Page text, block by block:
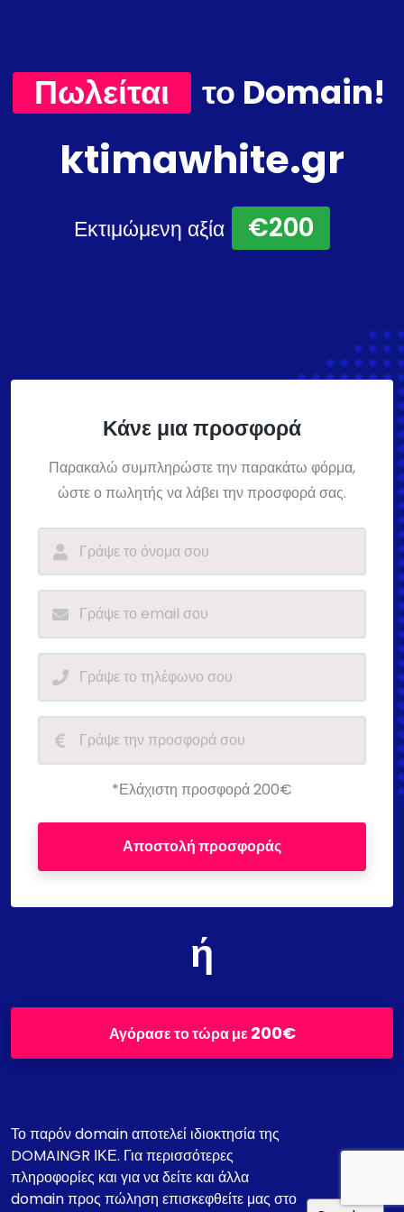
Πωλείται το Domain!
ktimawhite.gr
Εκτιμώμενη αξία €200
Κάνε μια προσφορά
Παρακαλώ συμπληρώστε την παρακάτω φόρμα,
ώστε ο πωλητής να λάβει την προσφορά σας.
*Ελάχιστη προσφορά 200€
Αποστολή προσφοράς
ή
Αγόρασε το τώρα με200€
Το παρόν domain αποτελεί ιδιοκτησία της
DOMAINGR ΙΚΕ. Για περισσότερες
πληροφορίες και για να δείτε και άλλα
domain προς πώληση επισκεφθείτε μας στο